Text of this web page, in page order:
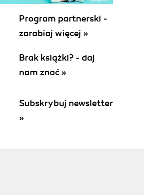
Program partnerski -
zarabiaj więcej »
Brak książki? - daj
nam znać »
Subskrybuj newsletter
»